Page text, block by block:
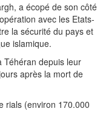
a écopé de son côté
avec les Etats-
la sécurité du pays et
islamique.
Téhéran depuis leur
après la mort de
rials (environ 170.000